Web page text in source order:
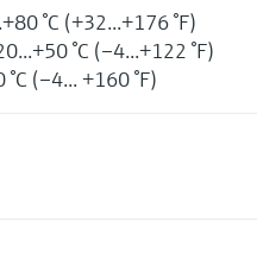
°C (+32...+176 °F)
°C (–4...+122 °F)
(–4... +160 °F)